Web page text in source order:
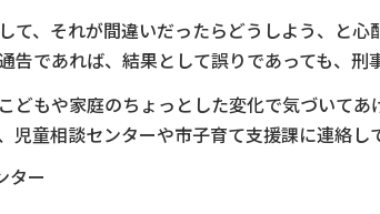
て、それが間違いだったらどうしよう、と
告であれば、結果として誤りであっても、刑
どもや家庭のちょっとした変化で気づいて
児童相談センターや市子育て支援課に連絡し
ター